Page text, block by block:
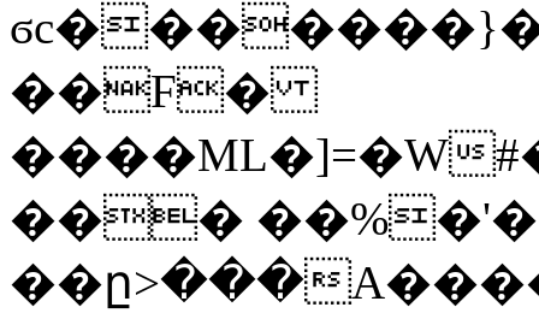
��F�
����ML�]=�W
���
��ը>���